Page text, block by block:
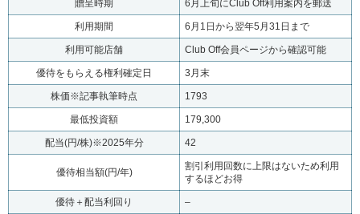
贈呈時期 6月上旬にClub Off利用案内を郵送
利用期間 6月1日から翌年5月31日まで
利用可能店舗 Club Off会員ページから確認可能
優待をもらえる権利確定日 3月末
株価※記事執筆時点 1793
最低投資額 179,300
配当(円/株)※2025年分 42
優待相当額(円/年)
割引利用回数に上限はないため利用
するほどお得
優待＋配当利回り –